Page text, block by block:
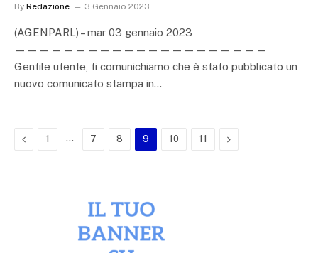
By Redazione 3 Gennaio 2023
(AGENPARL) – mar 03 gennaio 2023
—————————————————————
Gentile utente, ti comunichiamo che è stato pubblicato un
nuovo comunicato stampa in…
Previous
1 … 7 8 9 10 11 Next